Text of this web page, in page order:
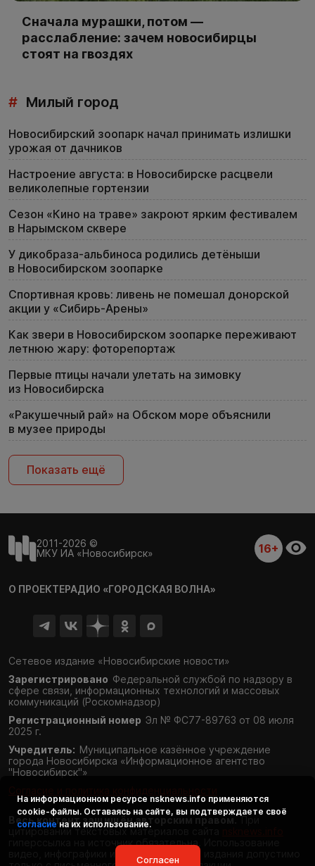
Сначала мурашки, потом —
расслабление: зачем новосибирцы
стоят на гвоздях
# Милый город
Новосибирский зоопарк начал принимать излишки
урожая от дачников
Настроение августа: в Новосибирске расцвели
великолепные гортензии
Сезон «Кино на траве» закроют ярким фестивалем
в Нарымском сквере
У дикобраза-альбиноса родились детёныши
в Новосибирском зоопарке
Спортивная кровь: ливень не помешал донорской
акции у «Сибирь-Арены»
Как звери в Новосибирском зоопарке переживают
летнюю жару: фоторепортаж
Первые птицы начали улетать на зимовку
из Новосибирска
«Ракушечный рай» на Обском море объяснили
в музее природы
Показать ещё
2011-2026 ©
МКУ ИА «Новосибирск»
16+
О ПРОЕКТЕРАДИО «ГОРОДСКАЯ ВОЛНА»
Сетевое издание «Новосибирские новости»
Зарегистрировано Федеральной службой по надзору в
сфере связи, информационных технологий и массовых
коммуникаций (Роскомнадзор)
Регистрационный номер Эл № ФС77-89763 от 08 июля
2025 г.
Учредитель: Муниципальное казённое учреждение
города Новосибирска «Информационное агентство
"Новосибирск"»
Весь контент защищён авторским правом. При
цитировании текстовых материалов сайта
гиперссылка на источник обязательна. Использование
видео, инфографики и фотоматериалов издания допустимо
На информационном ресурсе nsknews.info применяются
cookie-файлы. Оставаясь на сайте, вы подтверждаете своё
согласие на их использование.
Согласен